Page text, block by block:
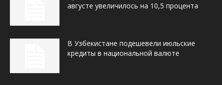
августе увеличилось на 10,5 процента
В Узбекистане подешевели июльские
кредиты в национальной валюте